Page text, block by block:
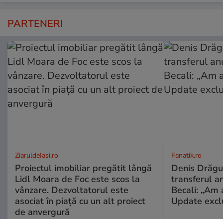
PARTENERI
ZiaruldeIasi.ro
Proiectul imobiliar pregătit lângă
Lidl Moara de Foc este scos la
vânzare. Dezvoltatorul este
asociat în piață cu un alt proiect
de anvergură
Fanatik.ro
Denis
transferul
Becali: „Am
Update